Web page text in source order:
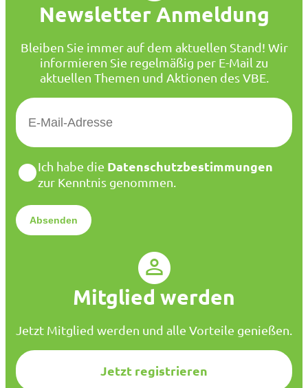
Newsletter Anmeldung
Bleiben Sie immer auf dem aktuellen Stand! Wir
informieren Sie regelmäßig per E-Mail zu
aktuellen Themen und Aktionen des VBE.
E
M
*
D
a
e
n
*
Ich habe die Datenschutzbestimmungen
zur Kenntnis genommen.
Mitglied werden
Jetzt Mitglied werden und alle Vorteile genießen.
Jetzt registrieren